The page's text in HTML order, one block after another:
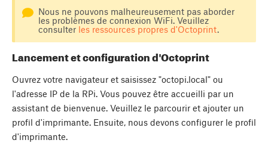
Nous ne pouvons malheureusement pas aborder
les problèmes de connexion WiFi. Veuillez
consulter les ressources propres d'Octoprint.
Lancement et configuration d'Octoprint
Ouvrez votre navigateur et saisissez "octopi.local" ou
l'adresse IP de la RPi. Vous pouvez être accueilli par un
assistant de bienvenue. Veuillez le parcourir et ajouter un
profil d'imprimante. Ensuite, nous devons configurer le profil
d'imprimante.